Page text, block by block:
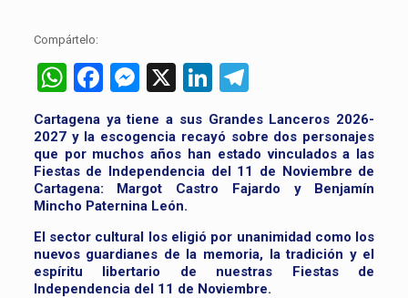
Compártelo:
WhatsApp
Facebook
Messenger
X LinkedIn
Telegram
Cartagena ya tiene a sus Grandes Lanceros 2026-
2027 y la escogencia recayó sobre dos personajes
que por muchos años han estado vinculados a las
Fiestas de Independencia del 11 de Noviembre de
Cartagena: Margot Castro Fajardo y Benjamín
Mincho Paternina León.
El sector cultural los eligió por unanimidad como los
nuevos guardianes de la memoria, la tradición y el
espíritu libertario de nuestras Fiestas de
Independencia del 11 de Noviembre.